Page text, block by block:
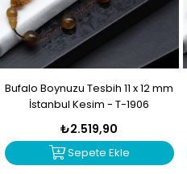
Bufalo Boynuzu Tesbih 11 x 12 mm
İstanbul Kesim - T-1906
₺2.519,90
Sepete Ekle